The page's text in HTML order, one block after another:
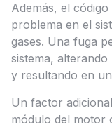
Además, el
problema en el
gases. Una fuga
sistema,
y resultando en
Un factor
módulo del motor